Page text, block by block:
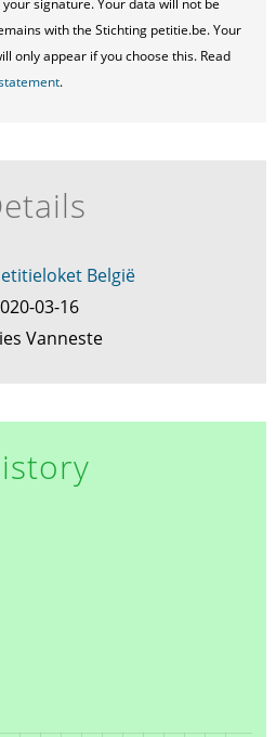
signature. Your data will not be
with the Stichting petitie.be. Your
only appear if you choose this. Read
.
België
03-16
Vanneste